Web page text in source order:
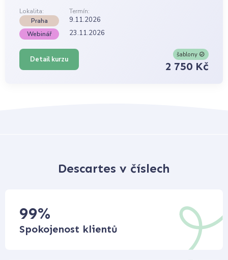
Lokalita:
Termín:
Praha
9.11.2026
Webinář 23.11.2026
Detail kurzu
šablony
2 750 Kč
Descartes v číslech
99%
Spokojenost klientů